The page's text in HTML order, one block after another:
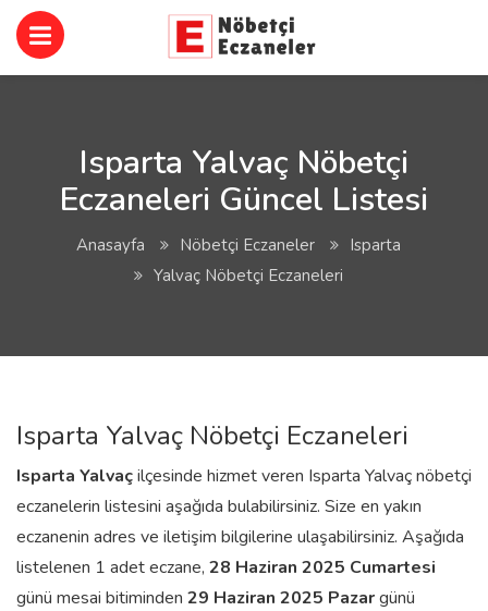
Isparta Yalvaç Nöbetçi
Eczaneleri Güncel Listesi
Anasayfa Nöbetçi Eczaneler
Isparta
Yalvaç Nöbetçi Eczaneleri
Isparta Yalvaç Nöbetçi Eczaneleri
Isparta Yalvaçilçesinde hizmet veren Isparta Yalvaç nöbetçi
eczanelerin listesini aşağıda bulabilirsiniz. Size en yakın
eczanenin adres ve iletişim bilgilerine ulaşabilirsiniz. Aşağıda
listelenen 1 adet eczane, 28 Haziran 2025 Cumartesi
günü mesai bitiminden 29 Haziran 2025 Pazargünü